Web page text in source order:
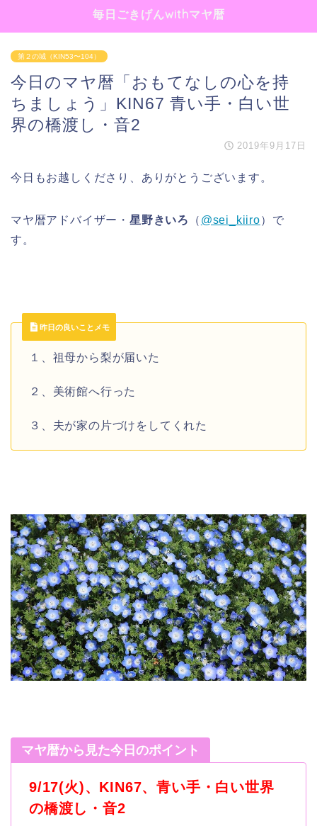
毎日ごきげんwithマヤ暦
第２の城（KIN53〜104）
今日のマヤ暦「おもてなしの心を持
ちましょう」KIN67 青い手・白い世
界の橋渡し・音2
2019年9月17日
今日もお越しくださり、ありがとうございます。
マヤ暦アドバイザー・ 星野きいろ （ @sei_kiiro）で
す。
昨日の良いことメモ
１、祖母から梨が届いた
２、美術館へ行った
３、夫が家の片づけをしてくれた
マヤ暦から見た今日のポイント
9/17(火)、KIN67、青い手・白い世界
の橋渡し・音2